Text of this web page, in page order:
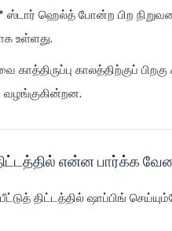
ஸ்டார் ஹெல்த் போன்ற பிற
உள்ளது.
காலத்திற்குப்
என்ன பார்க்க
திட்டத்தில் ஷாப்பிங்